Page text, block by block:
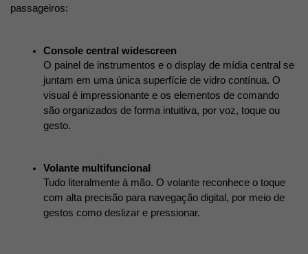
passageiros:
Console central widescreen
O painel de instrumentos e o display de mídia central se
juntam em uma única superfície de vidro contínua. O
visual é impressionante e os elementos de comando
são organizados de forma intuitiva, por voz, toque ou
gesto.
Volante multifuncional
Tudo literalmente à mão. O volante reconhece o toque
com alta precisão para navegação digital, por meio de
gestos como deslizar e pressionar.